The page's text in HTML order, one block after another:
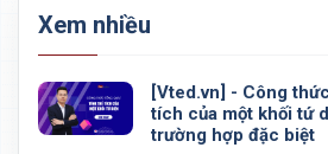
Xem nhiều
[Vted.vn] - Công
tích của một khối tứ
trường hợp đặc biệt